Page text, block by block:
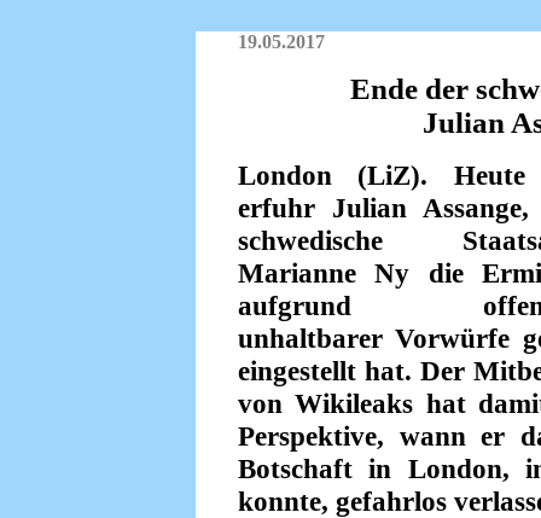
19.05.2017
Ende der
Julian
London (LiZ). Heute
erfuhr Julian
schwedische
Marianne Ny die
aufgrund
unhaltbarer Vorwürfe
eingestellt hat. Der
von Wikileaks hat
Perspektive, wann er
Botschaft in London,
konnte, gefahrlos